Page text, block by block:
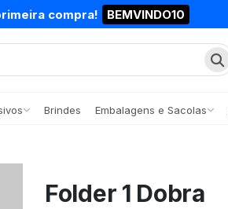
compra! BEMVINDO10
Brindes Embalagens e Sacolas
Folder 1 Dobra